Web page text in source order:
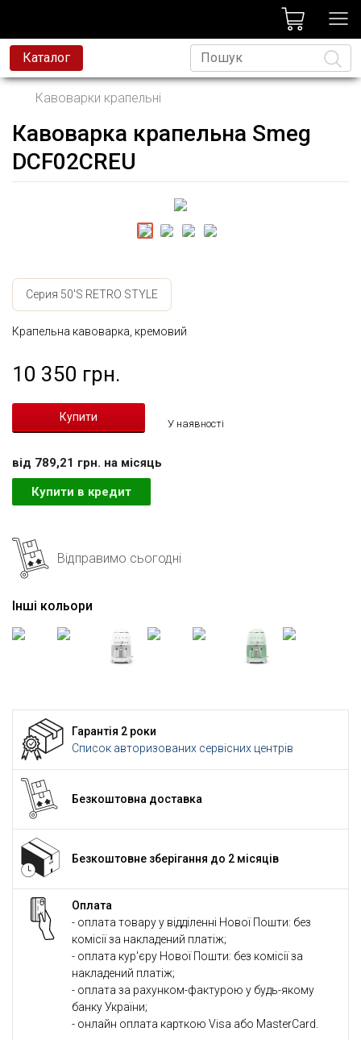
Каталог
Кавоварки крапельні
Кавоварка крапельна Smeg
DCF02CREU
Серия 50'S RETRO STYLE
Крапельна кавоварка, кремовий
10 350 грн.
У наявності
вiд 789,21 грн. на мiсяць
Купити в кредит
Відправимо сьогодні
Інші кольори
Гарантія 2 роки
Список авторизованих сервісних центрів
Безкоштовна доставка
Безкоштовне зберігання до 2 місяців
Оплата
- оплата товару у відділенні Нової Пошти: без
комісії за накладений платіж;
- оплата кур'єру Нової Пошти: без комісії за
накладений платіж;
- оплата за рахунком-фактурою у будь-якому
банку України;
- онлайн оплата карткою Visa або MasterCard.